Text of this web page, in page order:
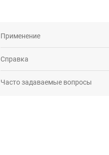
Применение
Справка
Часто задаваемые вопросы